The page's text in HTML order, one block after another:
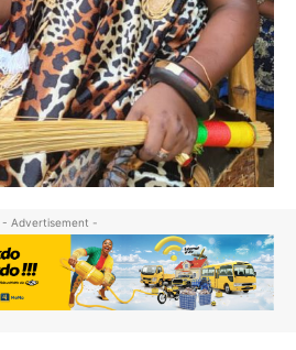
- Advertisement -